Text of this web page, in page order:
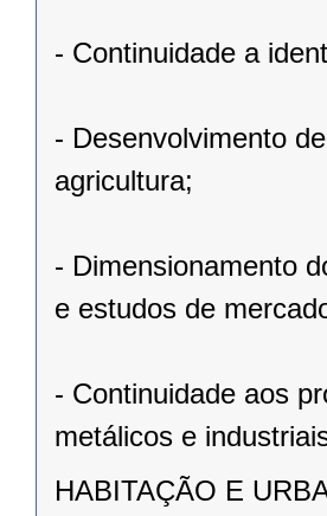
- Continuidade a
- Desenvolvimento
agricultura;
- Dimensionamento
e estudos de
- Continuidade aos
metálicos e
HABITAÇÃO E